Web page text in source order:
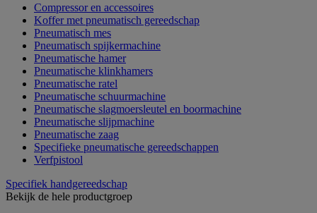
Compressor en accessoires
Koffer met pneumatisch gereedschap
Pneumatisch mes
Pneumatisch spijkermachine
Pneumatische hamer
Pneumatische klinkhamers
Pneumatische ratel
Pneumatische schuurmachine
Pneumatische slagmoersleutel en boormachine
Pneumatische slijpmachine
Pneumatische zaag
Specifieke pneumatische gereedschappen
Verfpistool
Specifiek handgereedschap
Bekijk de hele productgroep